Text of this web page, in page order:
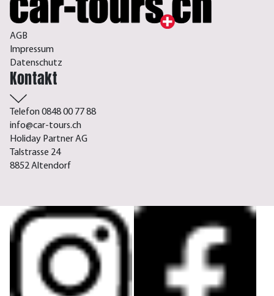
AGB
Impressum
Datenschutz
Kontakt
Telefon 0848 00 77 88
info@car-tours.ch
Holiday Partner AG
Talstrasse 24
8852 Altendorf